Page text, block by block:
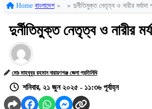
Home বাংলাদেশ » » দুর্নীতিমুক্ত নেতৃত্ব ও নারীর
দুর্নীতিমুক্ত নেতৃত্ব ও নারীর
মোঃ মাহবুবুর রহমান নারায়ণগঞ্জ জেলা প্রতিনিধি
শনিবার, ২১ জুন ২০২৫ - ১১:৩৬ পূর্বাহ্ন